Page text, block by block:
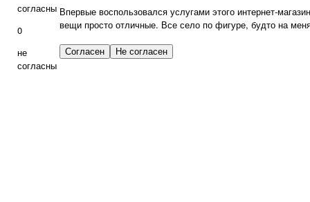
согласны
0
не
согласны
Впервые воспользовался услугами этого интернет-
вещи просто отличные. Все село по фигуре, будто на